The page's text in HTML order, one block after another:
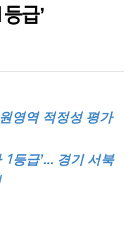
급’
영역 적정성 평가
1등급’... 경기 서북